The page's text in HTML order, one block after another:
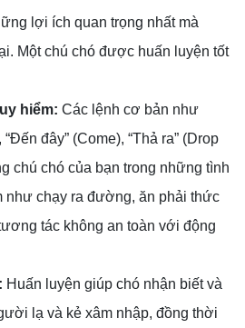
lợi ích quan trọng nhất mà
Một chú chó được huấn luyện tốt
hiểm: Các lệnh cơ bản như
đây” (Come), “Thả ra” (Drop
chú chó của bạn trong những tình
như chạy ra đường, ăn phải thức
tác không an toàn với động
Huấn luyện giúp chó nhận biết và
lạ và kẻ xâm nhập, đồng thời